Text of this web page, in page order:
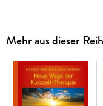
untersuchen, wobei
leiten lassen: (1) Was
Generation, die ja
bereits bestehenden
Entdeckungen bzw.
Mehr aus dieser